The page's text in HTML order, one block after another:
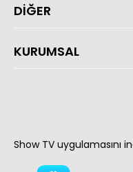
DİĞER
KURUMSAL
Show TV uygulamasını